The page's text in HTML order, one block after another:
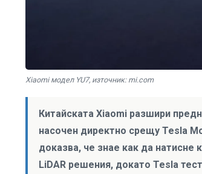
Xiaomi модел YU7, източник: mi.com
Китайската Xiaomi разшири
насочен директно срещу Tesla
доказва, че знае как да
LiDAR решения, докато Tesla